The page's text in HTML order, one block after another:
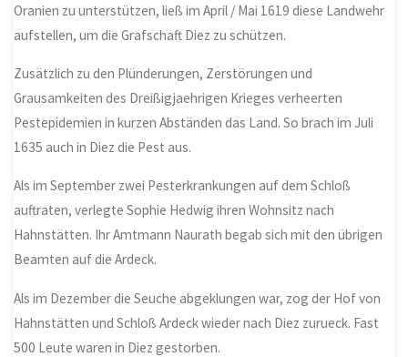
Oranien zu unterstützen, ließ im April / Mai 1619 diese Landwehr
aufstellen, um die Grafschaft Diez zu schützen.
Zusätzlich zu den Plünderungen, Zerstörungen und
Grausamkeiten des Dreißigjaehrigen Krieges verheerten
Pestepidemien in kurzen Abständen das Land. So brach im Juli
1635 auch in Diez die Pest aus.
Als im September zwei Pesterkrankungen auf dem Schloß
auftraten, verlegte Sophie Hedwig ihren Wohnsitz nach
Hahnstätten. Ihr Amtmann Naurath begab sich mit den übrigen
Beamten auf die Ardeck.
Als im Dezember die Seuche abgeklungen war, zog der Hof von
Hahnstätten und Schloß Ardeck wieder nach Diez zurueck. Fast
500 Leute waren in Diez gestorben.